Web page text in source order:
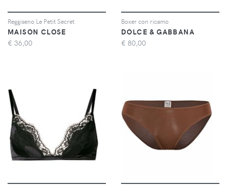
Reggiseno Le Petit Secret
MAISON CLOSE
€ 36,00
Boxer con ricamo
DOLCE & GABBANA
€ 80,00